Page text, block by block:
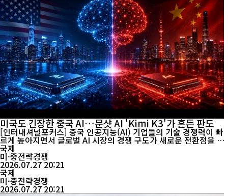
미국도 긴장한 중국 AI…문샷 AI 'Kimi K3'가 흔든 판도
[인터내셔널포커스] 중국 인공지능(AI) 기업들의 기술 경쟁력이 빠
르게 높아지면서 글로벌 AI 시장의 경쟁 구도가 새로운 전환점을 맞
고 있다. 지난해 딥시크(DeepSeek)가 저비용·고성능 모델로 시장
에 충격을 안긴 데 이어, 최근 중국 AI 스타트업 문샷 AI(Moonshot
AI·중국명 월즈안면)가 공개한 오픈소스 대규모언어모델(LLM) Ki
mi K3가 미국 AI 업계에 또 한 번 긴장감을 불러일으키고 있다. 영국
파이낸셜타임스(F...
국제
미·중전략경쟁
2026.07.27 20:21
국제
미·중전략경쟁
2026.07.27 20:21